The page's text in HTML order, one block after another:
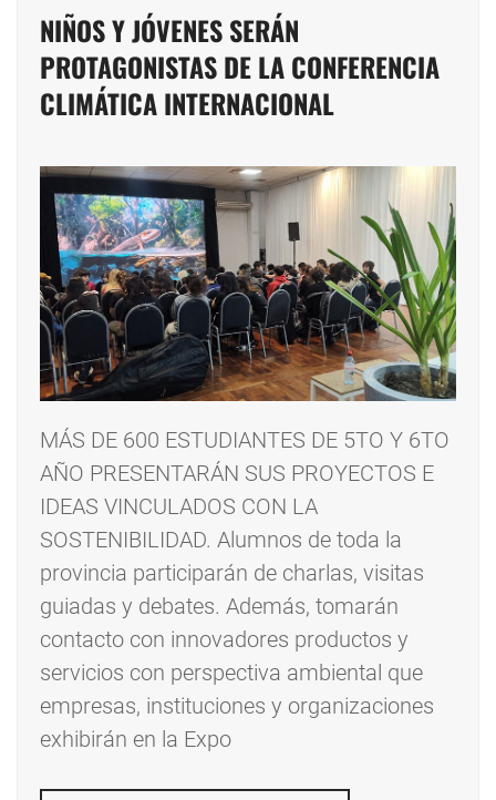
NIÑOS Y JÓVENES SERÁN
PROTAGONISTAS DE LA CONFERENCIA
CLIMÁTICA INTERNACIONAL
MÁS DE 600 ESTUDIANTES DE 5TO Y 6TO
AÑO PRESENTARÁN SUS PROYECTOS E
IDEAS VINCULADOS CON LA
SOSTENIBILIDAD. Alumnos de toda la
provincia participarán de charlas, visitas
guiadas y debates. Además, tomarán
contacto con innovadores productos y
servicios con perspectiva ambiental que
empresas, instituciones y organizaciones
exhibirán en la Expo